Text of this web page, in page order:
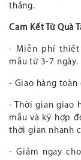
thắng.
Cam Kết Từ Quà
- Miễn phí thiết
mẫu từ 3-7 ngày.
- Giao hàng
- Thời gian giao
mẫu và ký hợp
thời gian nhanh
- Giảm ngay